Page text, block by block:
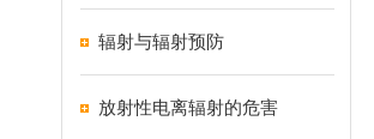
辐射与辐射预防
放射性电离辐射的危害